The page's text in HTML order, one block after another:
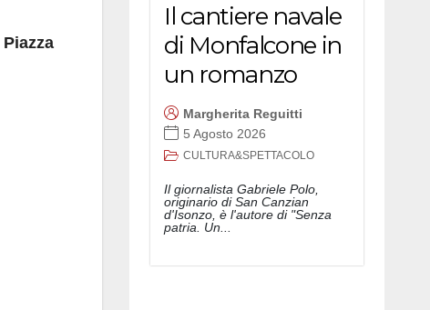
Piazza
Il cantiere navale
di Monfalcone in
un romanzo
Margherita Reguitti
5 Agosto 2026
CULTURA&SPETTACOLO
Il giornalista Gabriele Polo,
originario di San Canzian
d'Isonzo, è l'autore di "Senza
patria. Un...